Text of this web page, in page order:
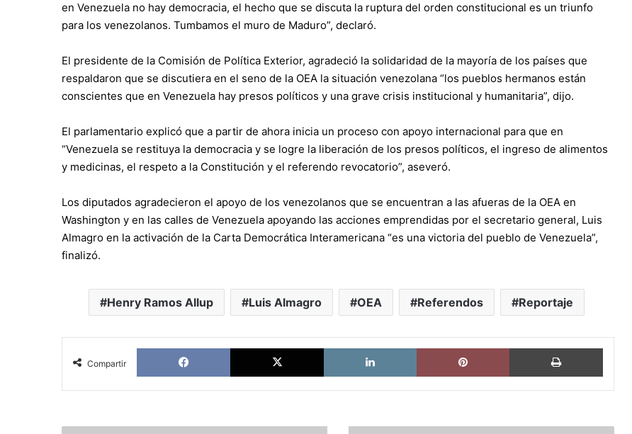
en Venezuela no hay democracia, el hecho que se discuta la ruptura del orden constitucional es un triunfo
para los venezolanos. Tumbamos el muro de Maduro”, declaró.
El presidente de la Comisión de Política Exterior, agradeció la solidaridad de la mayoría de los países que
respaldaron que se discutiera en el seno de la OEA la situación venezolana “los pueblos hermanos están
conscientes que en Venezuela hay presos políticos y una grave crisis institucional y humanitaria”, dijo.
El parlamentario explicó que a partir de ahora inicia un proceso con apoyo internacional para que en
“Venezuela se restituya la democracia y se logre la liberación de los presos políticos, el ingreso de alimentos
y medicinas, el respeto a la Constitución y el referendo revocatorio”, aseveró.
Los diputados agradecieron el apoyo de los venezolanos que se encuentran a las afueras de la OEA en
Washington y en las calles de Venezuela apoyando las acciones emprendidas por el secretario general, Luis
Almagro en la activación de la Carta Democrática Interamericana “es una victoria del pueblo de Venezuela”,
finalizó.
Henry Ramos Allup Luis Almagro OEA Referendos Reportaje
Compartir
Facebook X LinkedIn Pinterest Imprimir